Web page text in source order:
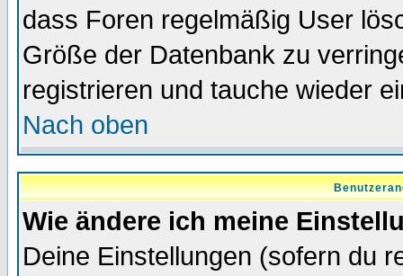
dass Foren regelmäßig User
Größe der Datenbank zu
registrieren und tauche wieder
Nach oben
Wie ändere ich meine
Deine Einstellungen (sofern du